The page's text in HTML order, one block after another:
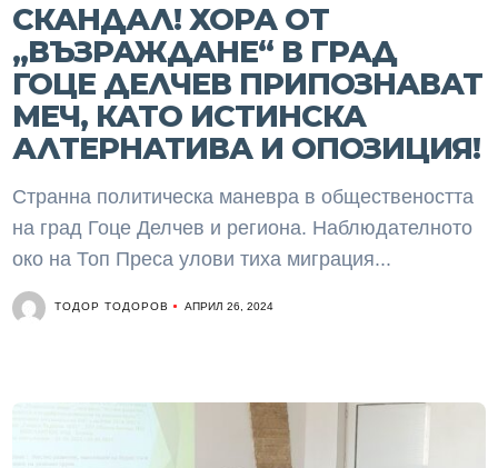
СКАНДАЛ! ХОРА ОТ
„ВЪЗРАЖДАНЕ“ В ГРАД
ГОЦЕ ДЕЛЧЕВ ПРИПОЗНАВАТ
МЕЧ, КАТО ИСТИНСКА
АЛТЕРНАТИВА И ОПОЗИЦИЯ!
Странна политическа маневра в обществеността
на град Гоце Делчев и региона. Наблюдателното
око на Топ Преса улови тиха миграция...
ТОДОР ТОДОРОВ АПРИЛ 26, 2024